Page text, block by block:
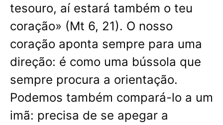
tesouro, aí estará também o teu
coração» (Mt 6, 21). O nosso
coração aponta sempre para uma
direção: é como uma bússola que
sempre procura a orientação.
Podemos também compará-lo a um
imã: precisa de se apegar a